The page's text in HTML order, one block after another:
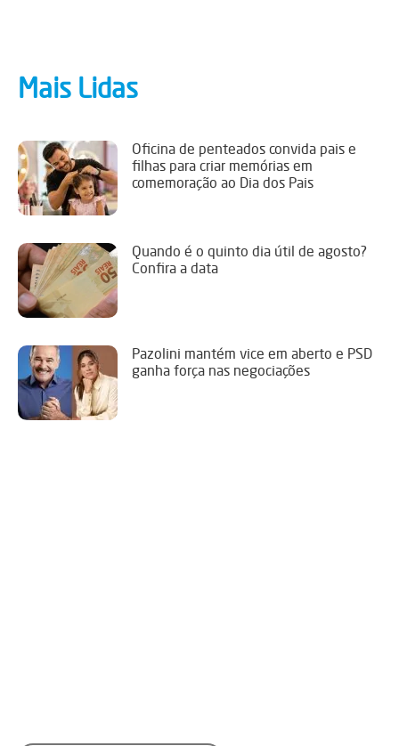
Mais Lidas
Oficina de penteados convida pais e
filhas para criar memórias em
comemoração ao Dia dos Pais
Quando é o quinto dia útil de agosto?
Confira a data
Pazolini mantém vice em aberto e PSD
ganha força nas negociações